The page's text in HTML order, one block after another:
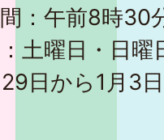
：午前8時30
土曜日・日曜
29日から1月3日